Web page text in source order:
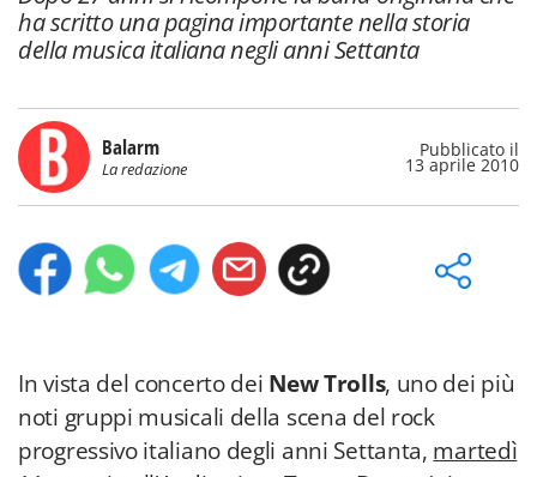
ha scritto una pagina importante nella storia
della musica italiana negli anni Settanta
Balarm
La redazione
Pubblicato il
13 aprile 2010
In vista del concerto dei New Trolls, uno dei più
noti gruppi musicali della scena del rock
progressivo italiano degli anni Settanta, martedì